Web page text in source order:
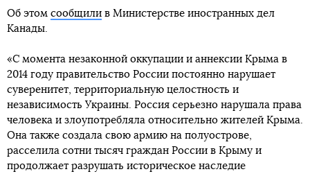
Об этом сообщили в Министерстве иностранных дел
Канады.
«С момента незаконной оккупации и аннексии Крыма в
2014 году правительство России постоянно нарушает
суверенитет, территориальную целостность и
независимость Украины. Россия серьезно нарушала права
человека и злоупотребляла относительно жителей Крыма.
Она также создала свою армию на полуострове,
расселила сотни тысяч граждан России в Крыму и
продолжает разрушать историческое наследие